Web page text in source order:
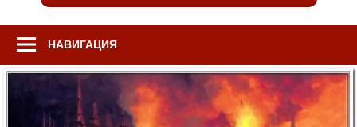
НАВИГАЦИЯ